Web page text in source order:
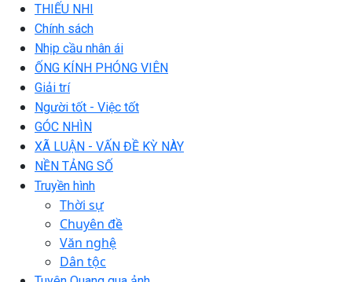
THIẾU NHI
Chính sách
Nhịp cầu nhân ái
ỐNG KÍNH PHÓNG VIÊN
Giải trí
Người tốt - Việc tốt
GÓC NHÌN
XÃ LUẬN - VẤN ĐỀ KỲ NÀY
NỀN TẢNG SỐ
Truyền hình
Thời sự
Chuyên đề
Văn nghệ
Dân tộc